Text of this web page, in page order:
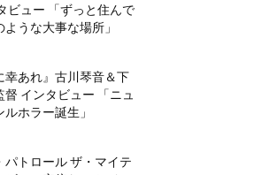
ビュー 「ずっと住んで
ような大事な場所」
幸あれ』古川琴音＆下
督 インタビュー 「ニュ
ルホラー誕生」
パトロール ザ・マイテ